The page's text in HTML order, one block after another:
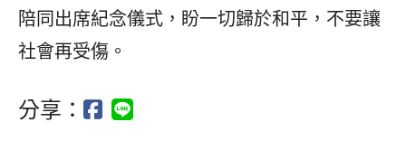
陪同出席紀念儀式，盼一切歸於和平，不要讓
社會再受傷。
分享：